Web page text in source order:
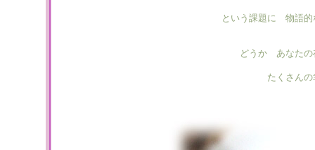
という課題に 物語的
どうか あなたの
たくさん